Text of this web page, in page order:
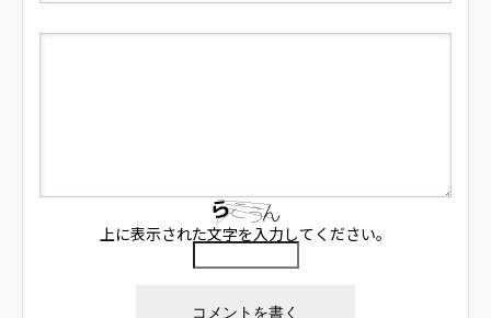
上に表示された文字を入力してください。